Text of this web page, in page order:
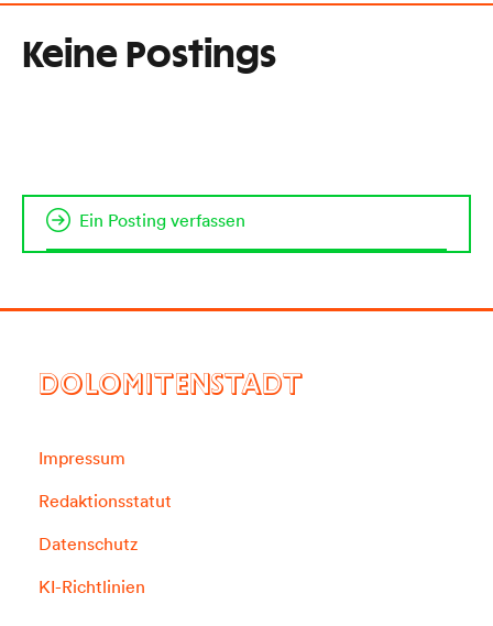
Keine Postings
Ein Posting verfassen
DOLOMITENSTADT
Impressum
Redaktionsstatut
Datenschutz
KI-Richtlinien